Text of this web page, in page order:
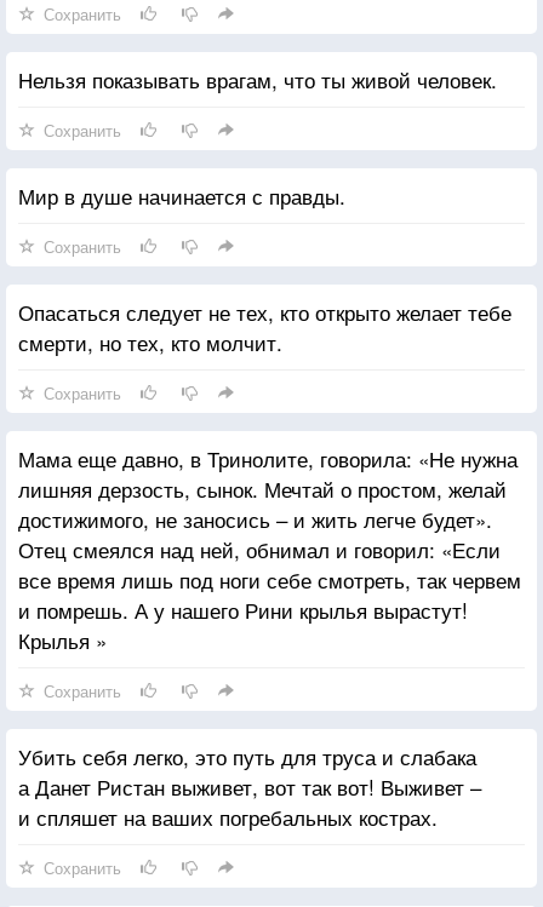
Сохранить
Нельзя показывать врагам, что ты живой человек.
Сохранить
Мир в душе начинается с правды.
Сохранить
Опасаться следует не тех, кто открыто желает тебе
смерти, но тех, кто молчит.
Сохранить
Мама еще давно, в Тринолите, говорила: «Не нужна
лишняя дерзость, сынок. Мечтай о простом, желай
достижимого, не заносись – и жить легче будет».
Отец смеялся над ней, обнимал и говорил: «Если
все время лишь под ноги себе смотреть, так червем
и помрешь. А у нашего Рини крылья вырастут!
Крылья »
Сохранить
Убить себя легко, это путь для труса и слабака
а Данет Ристан выживет, вот так вот! Выживет –
и спляшет на ваших погребальных кострах.
Сохранить